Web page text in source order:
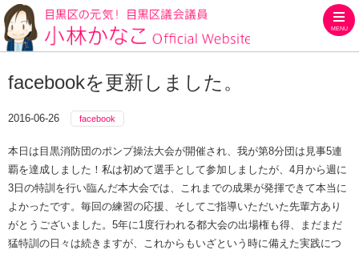
MENU
facebookを更新しました。
2016-06-26 facebook
本日は目黒消防団のポンプ操法大会が開催され、我が第8分団は見事5連
覇を達成しました！私は初めて選手として参加しましたが、4月から週に
3日の特訓を行い臨んだ本大会では、これまでの成果が発揮できて本当に
よかったです。毎回の練習の応援、そしてご指導いただいた先輩方あり
がとうございました。5年に1度行われる都大会の出場権も得、まだまだ
猛特訓の日々は続きますが、これからもいざという時に備えた実践につ